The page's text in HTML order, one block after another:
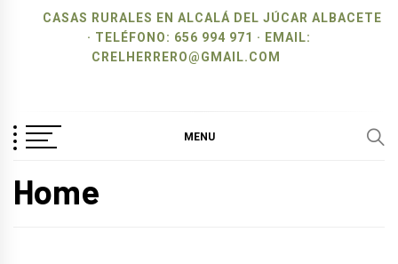
CASAS RURALES EN ALCALÁ DEL JÚCAR ALBACETE
· TELÉFONO: 656 994 971 · EMAIL:
CRELHERRERO@GMAIL.COM
MENU
Home